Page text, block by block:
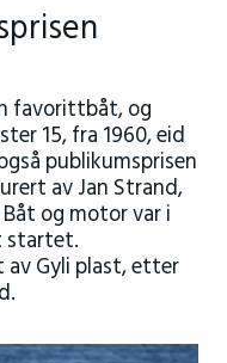
favorittbåt, og
15, fra 1960, eid
publikumsprisen
av Jan Strand,
og motor var i
startet.
Gyli plast, etter